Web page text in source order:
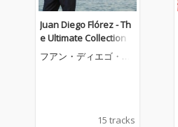
Juan Diego Flórez - Th
e Ultimate Collection
フアン・ディエゴ・フ
15 tracks